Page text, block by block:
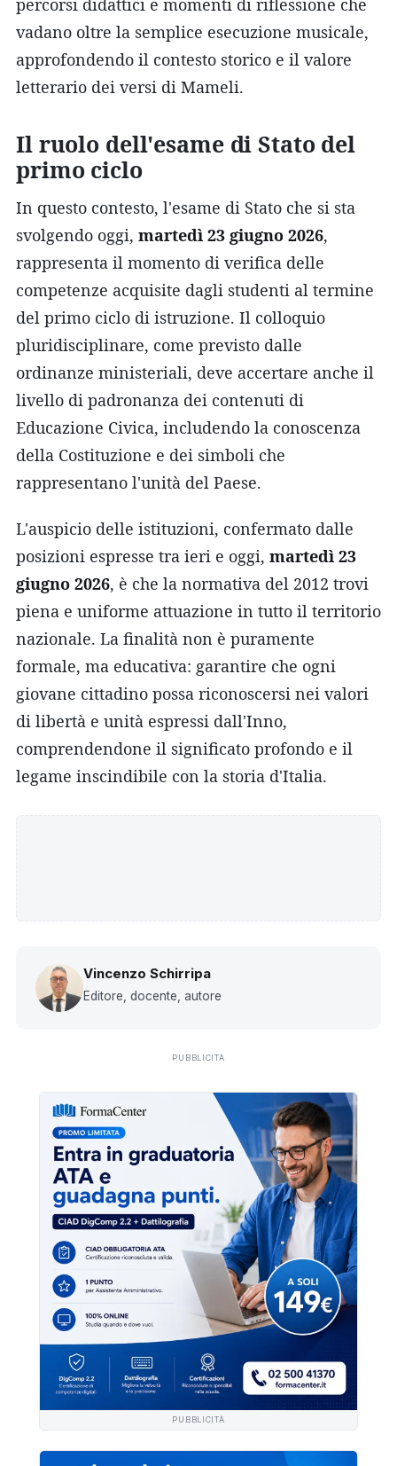
percorsi didattici e momenti di riflessione che
vadano oltre la semplice esecuzione musicale,
approfondendo il contesto storico e il valore
letterario dei versi di Mameli.
Il ruolo dell'esame di Stato del
primo ciclo
In questo contesto, l'esame di Stato che si sta
svolgendo oggi, martedì 23 giugno 2026,
rappresenta il momento di verifica delle
competenze acquisite dagli studenti al termine
del primo ciclo di istruzione. Il colloquio
pluridisciplinare, come previsto dalle
ordinanze ministeriali, deve accertare anche il
livello di padronanza dei contenuti di
Educazione Civica, includendo la conoscenza
della Costituzione e dei simboli che
rappresentano l'unità del Paese.
L'auspicio delle istituzioni, confermato dalle
posizioni espresse tra ieri e oggi, martedì 23
giugno 2026, è che la normativa del 2012 trovi
piena e uniforme attuazione in tutto il territorio
nazionale. La finalità non è puramente
formale, ma educativa: garantire che ogni
giovane cittadino possa riconoscersi nei valori
di libertà e unità espressi dall'Inno,
comprendendone il significato profondo e il
legame inscindibile con la storia d'Italia.
Vincenzo Schirripa
Editore, docente, autore
PUBBLICITÀ
PUBBLICITÀ